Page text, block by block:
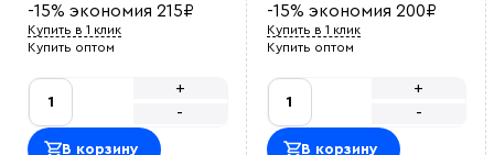
-15% экономия 215₽
Купить в 1 клик
Купить оптом
-
+
В корзину
-15% экономия 200₽
Купить в 1 клик
Купить оптом
-
+
В корзину